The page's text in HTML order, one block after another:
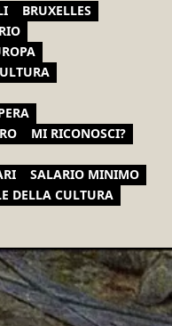
BRUXELLES
MI RICONOSCI?
SALARIO MINIMO
DELLA CULTURA